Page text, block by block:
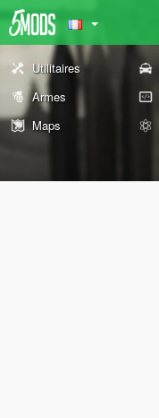
Utilitaires
Armes
Maps